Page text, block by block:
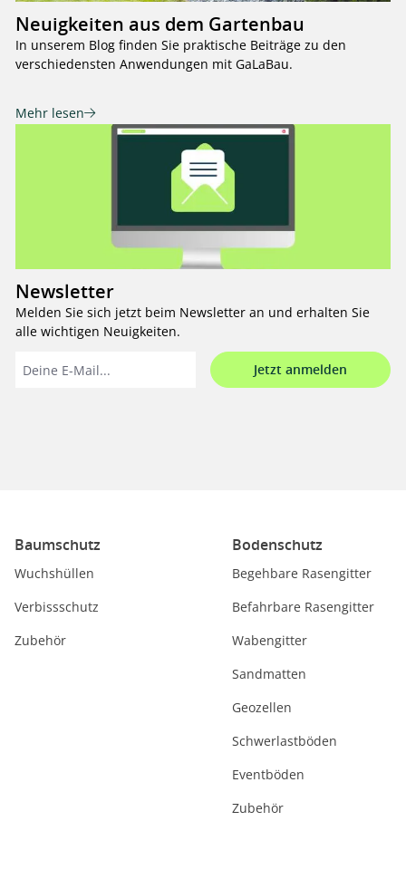
Neuigkeiten aus dem Gartenbau
In unserem Blog finden Sie praktische Beiträge zu den
verschiedensten Anwendungen mit GaLaBau.
Mehr lesen
Newsletter
Melden Sie sich jetzt beim Newsletter an und erhalten Sie
alle wichtigen Neuigkeiten.
Jetzt anmelden
Baumschutz
Wuchshüllen
Verbissschutz
Zubehör
Bodenschutz
Begehbare Rasengitter
Befahrbare Rasengitter
Wabengitter
Sandmatten
Geozellen
Schwerlastböden
Eventböden
Zubehör